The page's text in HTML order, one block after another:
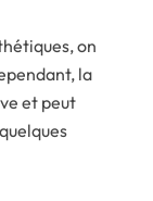
on
la
et peut